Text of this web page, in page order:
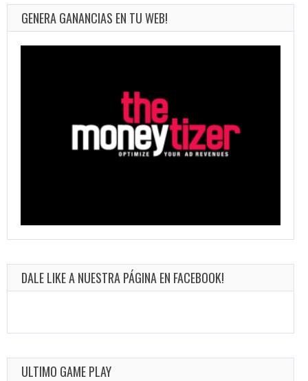
GENERA GANANCIAS EN TU WEB!
DALE LIKE A NUESTRA PÁGINA EN FACEBOOK!
ULTIMO GAME PLAY